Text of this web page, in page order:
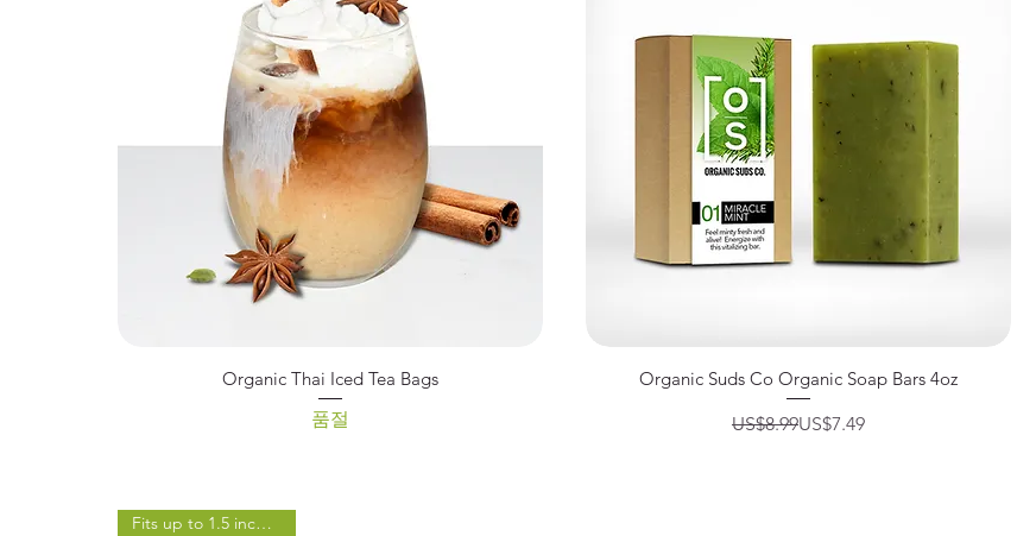
제품보기
Organic Thai Iced Tea Bags
품절
제품보기
Organic Suds Co Organic Soap Bars 4oz
일반가
US$8.99할인가
US$7.49
Fits up to 1.5 inches Wide